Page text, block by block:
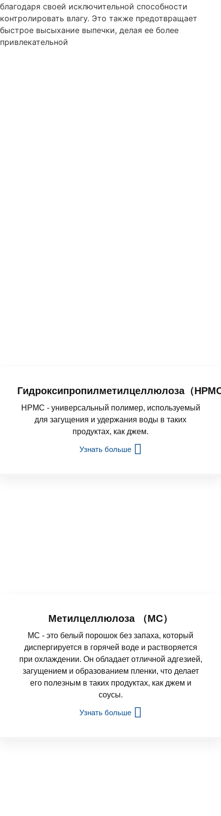
благодаря своей исключительной способности
контролировать влагу. Это также предотвращает
быстрое высыхание выпечки, делая ее более
привлекательной
Гидроксипропилметилцеллюлоза（
HPMC - универсальный полимер, используемый
для загущения и удержания воды в таких
продуктах, как джем.
Узнать больше
Метилцеллюлоза （MC）
MC - это белый порошок без запаха, который
диспергируется в горячей воде и растворяется
при охлаждении. Он обладает отличной адгезией,
загущением и образованием пленки, что делает
его полезным в таких продуктах, как джем и
соусы.
Узнать больше